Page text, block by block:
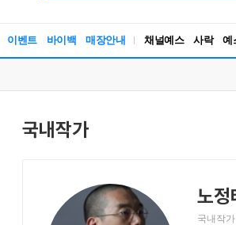
이벤트 바이백 매장안내 채널예스 사락 예
국내작가
노정
국내작가